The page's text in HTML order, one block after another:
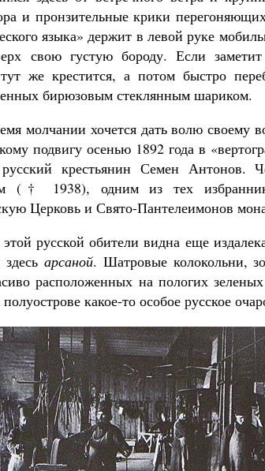
и пронзительные крики
языка» держит в левой руке
свою густую бороду. Если
же крестится, а потом быстро
бирюзовым стеклянным шариком.
молчании хочется дать волю своему
подвигу осенью 1892 года в
русский крестьянин Семен Антонов.
(† 1938), одним из тех
Церковь и Свято-Пантелеимонов
русской обители видна еще
арсаной. Шатровые колокольни,
расположенных на пологих
какое-то особое русское
Как найти своё место в жизни